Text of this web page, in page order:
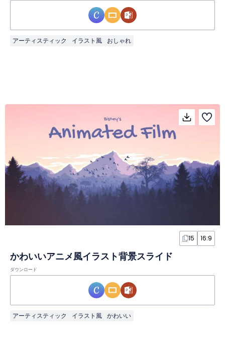
アーティスティック イラスト風 おしゃれ
15 16:9
かわいいアニメ風イラスト背景スライド
ダウンロード
アーティスティック イラスト風 かわいい